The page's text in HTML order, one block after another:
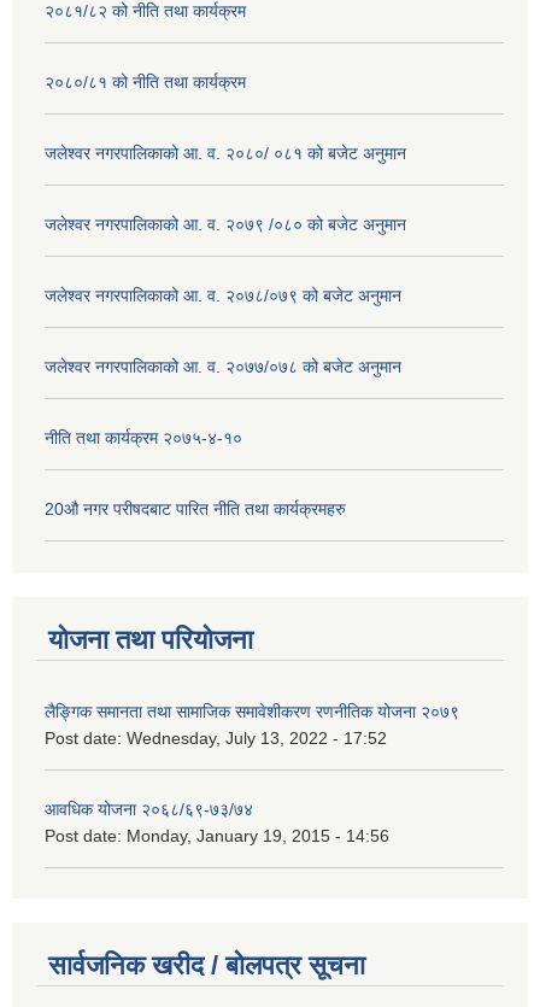
२०८१/८२ को नीति तथा कार्यक्रम
२०८०/८१ को नीति तथा कार्यक्रम
जलेश्वर नगरपालिकाको आ. व. २०८०/ ०८१ को बजेट अनुमान
जलेश्वर नगरपालिकाको आ. व. २०७९ /०८० को बजेट अनुमान
जलेश्वर नगरपालिकाको आ. व. २०७८/०७९ को बजेट अनुमान
जलेश्वर नगरपालिकाको आ. व. २०७७/०७८ को बजेट अनुमान
नीति तथा कार्यक्रम २०७५-४-१०
20औ नगर परीषदबाट पारित नीति तथा कार्यक्रमहरु
योजना तथा परियोजना
लैङ्गिक समानता तथा सामाजिक समावेशीकरण रणनीतिक योजना २०७९
Post date: Wednesday, July 13, 2022 - 17:52
आवधिक योजना २०६८/६९-७३/७४
Post date: Monday, January 19, 2015 - 14:56
सार्वजनिक खरीद / बोलपत्र सूचना